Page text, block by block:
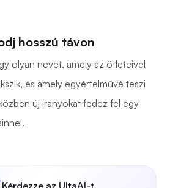
hosszú távon
olyan nevet, amely az ötleteivel
és amely egyértelművé teszi
új irányokat fedez fel egy